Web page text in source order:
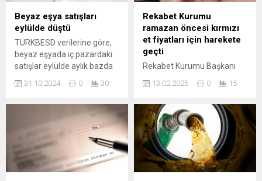
Beyaz eşya satışları
eylülde düştü
TÜRKBESD verilerine göre,
beyaz eşyada iç pazardaki
satışlar eylülde aylık bazda
yüzde 34 düştü.
31.10.2024 0 30
Rekabet Kurumu
ramazan öncesi kırmızı
et fiyatları için harekete
geçti
Rekabet Kurumu Başkanı
öncesinde kırmızı et
dalgalanmalarına ilişkin
uyarıda bulunarak
"Gerekirse denetimlerimizi
daha fazla tarafı içine
alacak şekilde
genişleteceğiz" dedi.
13.02.2025 0 15